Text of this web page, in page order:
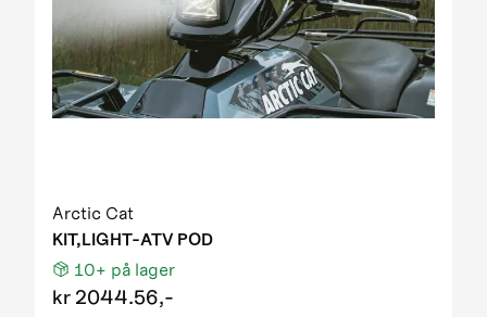
Arctic Cat
KIT,LIGHT-ATV POD
10+ på lager
kr 2044.56,-